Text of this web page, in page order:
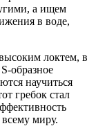
а ищем
в воде,
локтем, в
образное
научиться
гребок стал
миру.